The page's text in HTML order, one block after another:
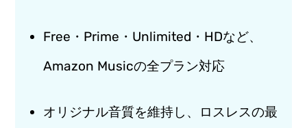
Free・Prime・Unlimited・HDなど、
Amazon Musicの全プラン対応
オリジナル音質を維持し、ロスレスの最